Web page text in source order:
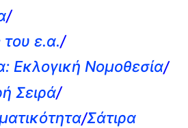
/
ε.α./
Εκλογική Νομοθεσία/
Σειρά/
/Σάτιρα